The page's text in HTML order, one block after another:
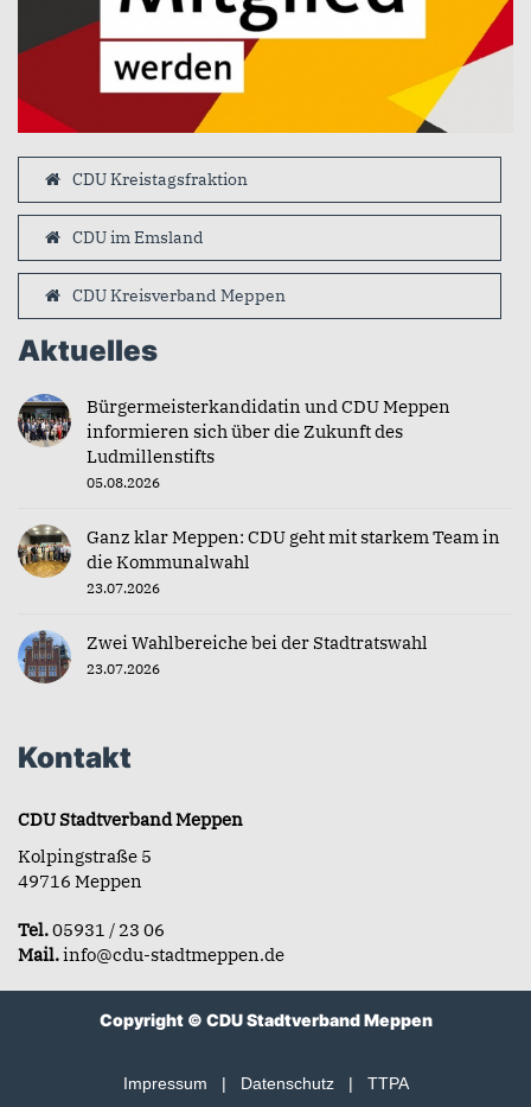
CDU Kreistagsfraktion
CDU im Emsland
CDU Kreisverband Meppen
Aktuelles
Bürgermeisterkandidatin und CDU Meppen
informieren sich über die Zukunft des
Ludmillenstifts
05.08.2026
Ganz klar Meppen: CDU geht mit starkem Team in
die Kommunalwahl
23.07.2026
Zwei Wahlbereiche bei der Stadtratswahl
23.07.2026
Kontakt
CDU Stadtverband Meppen
Kolpingstraße 5
49716 Meppen
Tel.05931 / 23 06
Mail.info@cdu-stadtmeppen.de
Copyright © CDU Stadtverband Meppen
Impressum | Datenschutz| TTPA